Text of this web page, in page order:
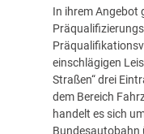
In ihrem Angebot
einschlägigen
Straßen“ drei
dem Bereich
handelt es sich
Bundesautobahn